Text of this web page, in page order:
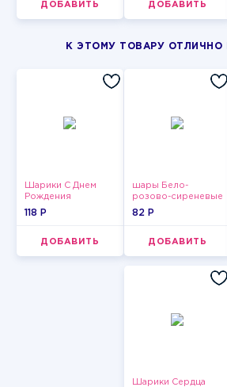
ДОБАВИТЬ ДОБАВИТЬ
К ЭТОМУ ТОВАРУ ОТЛИЧНО
Шарики С Днем
Рождения
118 P
ДОБАВИТЬ
шары Бело-
розово-сиреневые
пастельные
82 P
ДОБАВИТЬ
Шарики Сердца